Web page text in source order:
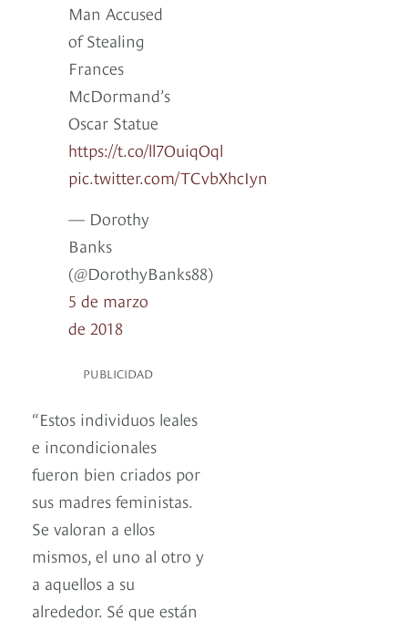
Man Accused
of Stealing
Frances
McDormand’s
Oscar Statue
https://t.co/ll7OuiqOql
pic.twitter.com/TCvbXhcIyn
— Dorothy
Banks
(@DorothyBanks88)
5 de marzo
de 2018
PUBLICIDAD
“Estos individuos leales
e incondicionales
fueron bien criados por
sus madres feministas.
Se valoran a ellos
mismos, el uno al otro y
a aquellos a su
alrededor. Sé que están